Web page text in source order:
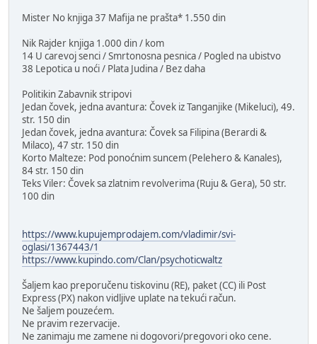
Mister No knjiga 37 Mafija ne prašta* 1.550 din
Nik Rajder knjiga 1.000 din / kom
14 U carevoj senci / Smrtonosna pesnica / Pogled na ubistvo
38 Lepotica u noći / Plata Judina / Bez daha
Politikin Zabavnik stripovi
Jedan čovek, jedna avantura: Čovek iz Tanganjike (Mikeluci), 49.
str. 150 din
Jedan čovek, jedna avantura: Čovek sa Filipina (Berardi &
Milaco), 47 str. 150 din
Korto Malteze: Pod ponoćnim suncem (Pelehero & Kanales),
84 str. 150 din
Teks Viler: Čovek sa zlatnim revolverima (Ruju & Gera), 50 str.
100 din
https://www.kupujemprodajem.com/vladimir/svi-
oglasi/1367443/1
https://www.kupindo.com/Clan/psychoticwaltz
Šaljem kao preporučenu tiskovinu (RE), paket (CC) ili Post
Express (PX) nakon vidljive uplate na tekući račun.
Ne šaljem pouzećem.
Ne pravim rezervacije.
Ne zanimaju me zamene ni dogovori/pregovori oko cene.